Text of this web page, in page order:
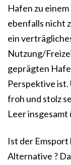
Hafen zu
ebenfalls nicht
ein
Nutzung/
geprägten
Perspektive
froh und stolz
Leer
Ist der
Alternative ?